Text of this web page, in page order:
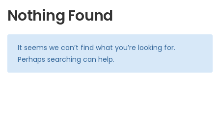
Nothing Found
It seems we can’t find what you’re looking for.
Perhaps searching can help.